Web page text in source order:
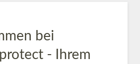
bei
- Ihrem